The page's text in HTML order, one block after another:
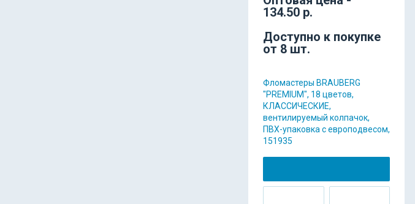
134.50 р.
Доступно к покупке
от 8 шт.
Фломастеры BRAUBERG
"PREMIUM", 18 цветов,
КЛАССИЧЕСКИЕ,
вентилируемый колпачок,
ПВХ-упаковка с европодвесом,
151935